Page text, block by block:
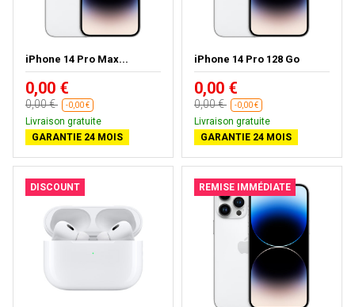
iPhone 14 Pro Max...
0,00 €
0,00 € -0,00 €
Livraison gratuite
GARANTIE 24 MOIS
iPhone 14 Pro 128 Go
0,00 €
0,00 € -0,00 €
Livraison gratuite
GARANTIE 24 MOIS
DISCOUNT REMISE IMMÉDIATE